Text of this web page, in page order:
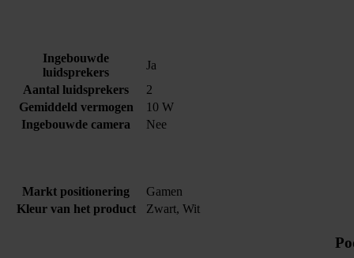
Ingebouwde
luidsprekers
Ja
Aantal luidsprekers
2
Gemiddeld vermogen
10 W
Ingebouwde camera
Nee
Markt positionering
Gamen
Kleur van het product
Zwart, Wit